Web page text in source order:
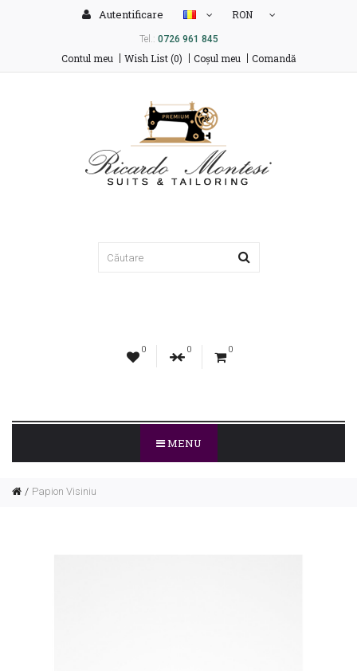
Autentificare RON
Tel.: 0726 961 845
Contul meu Wish List (0) Coşul meu Comandă
0 0 0
MENU
Papion Visiniu